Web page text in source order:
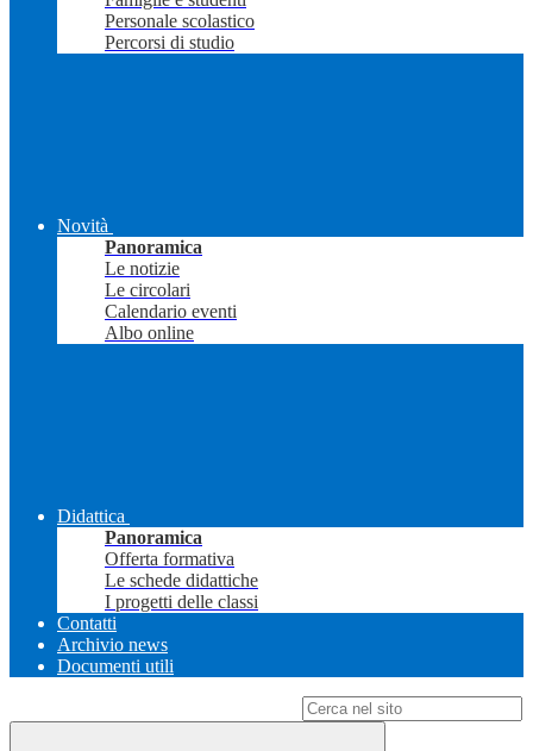
Personale scolastico
Percorsi di studio
Novità
Panoramica
Le notizie
Le circolari
Calendario eventi
Albo online
Didattica
Panoramica
Offerta formativa
Le schede didattiche
I progetti delle classi
Contatti
Archivio news
Documenti utili